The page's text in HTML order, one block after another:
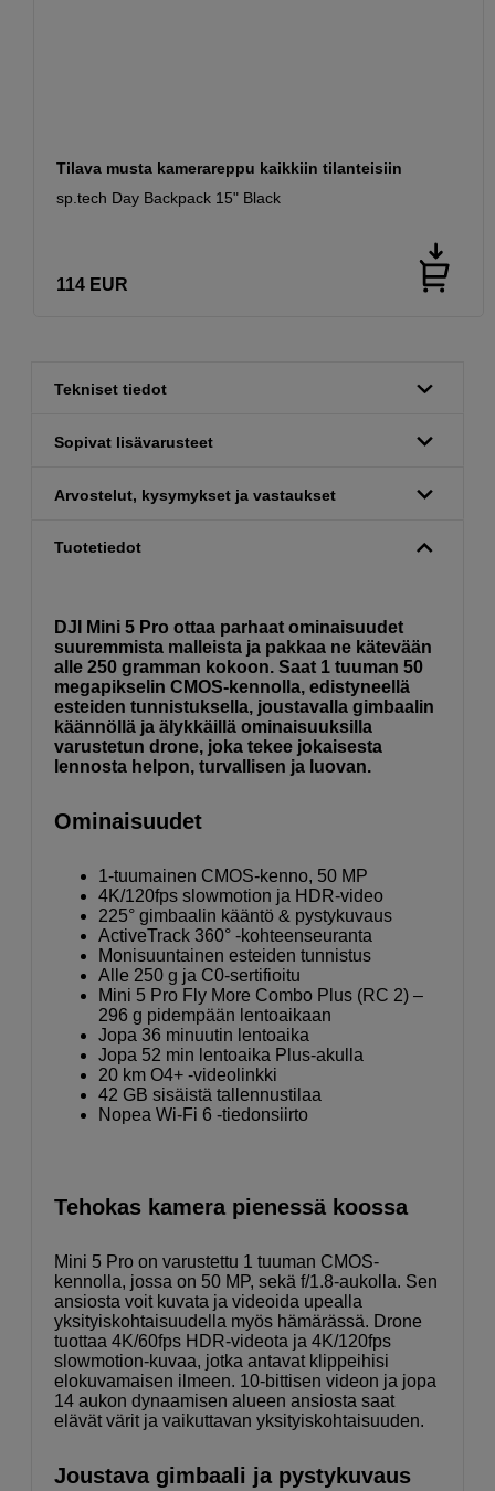
Tilava musta kamerareppu kaikkiin tilanteisiin
sp.tech Day Backpack 15" Black
114 EUR
Tekniset tiedot
Sopivat lisävarusteet
Arvostelut, kysymykset ja vastaukset
Tuotetiedot
DJI Mini 5 Pro ottaa parhaat ominaisuudet
suuremmista malleista ja pakkaa ne kätevään
alle 250 gramman kokoon. Saat 1 tuuman 50
megapikselin CMOS-kennolla, edistyneellä
esteiden tunnistuksella, joustavalla gimbaalin
käännöllä ja älykkäillä ominaisuuksilla
varustetun drone, joka tekee jokaisesta
lennosta helpon, turvallisen ja luovan.
Ominaisuudet
1-tuumainen CMOS-kenno, 50 MP
4K/120fps slowmotion ja HDR-video
225° gimbaalin kääntö & pystykuvaus
ActiveTrack 360° -kohteenseuranta
Monisuuntainen esteiden tunnistus
Alle 250 g ja C0-sertifioitu
Mini 5 Pro Fly More Combo Plus (RC 2) –
296 g pidempään lentoaikaan
Jopa 36 minuutin lentoaika
Jopa 52 min lentoaika Plus-akulla
20 km O4+ -videolinkki
42 GB sisäistä tallennustilaa
Nopea Wi-Fi 6 -tiedonsiirto
Tehokas kamera pienessä koossa
Mini 5 Pro on varustettu 1 tuuman CMOS-
kennolla, jossa on 50 MP, sekä f/1.8-aukolla. Sen
ansiosta voit kuvata ja videoida upealla
yksityiskohtaisuudella myös hämärässä. Drone
tuottaa 4K/60fps HDR-videota ja 4K/120fps
slowmotion-kuvaa, jotka antavat klippeihisi
elokuvamaisen ilmeen. 10-bittisen videon ja jopa
14 aukon dynaamisen alueen ansiosta saat
elävät värit ja vaikuttavan yksityiskohtaisuuden.
Joustava gimbaali ja pystykuvaus